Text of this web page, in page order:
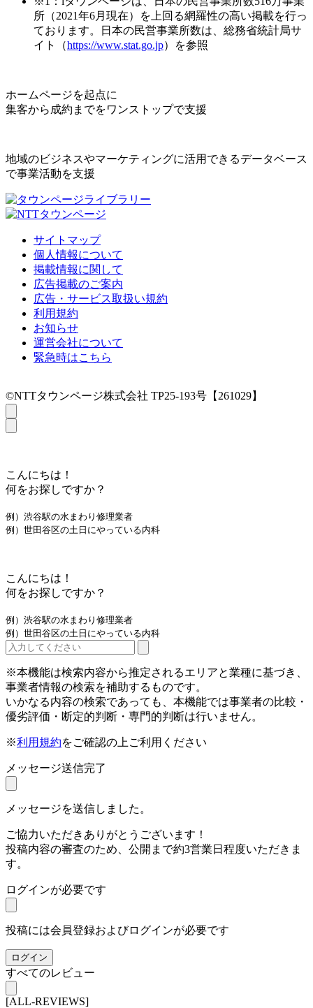
所（2021年6月現在）を上回る網羅性の高い掲載を行っ
ております。日本の民営事業所数は、総務省統計局サ
イト（https://www.stat.go.jp）を参照
ホームページを起点に
集客から成約までをワンストップで支援
地域のビジネスやマーケティングに活用できるデータベース
で事業活動を支援
サイトマップ
個人情報について
掲載情報に関して
広告掲載のご案内
広告・サービス取扱い規約
利用規約
お知らせ
運営会社について
緊急時はこちら
©NTTタウンページ株式会社 TP25-193号【261029】
こんにちは！
何をお探しですか？
例）渋谷駅の水まわり修理業者
例）世田谷区の土日にやっている内科
こんにちは！
何をお探しですか？
例）渋谷駅の水まわり修理業者
例）世田谷区の土日にやっている内科
※本機能は検索内容から推定されるエリアと業種に基づき、
事業者情報の検索を補助するものです。
いかなる内容の検索であっても、本機能では事業者の比較・
優劣評価・断定的判断・専門的判断は行いません。
※利用規約をご確認の上ご利用ください
メッセージ送信完了
メッセージを送信しました。
ご協力いただきありがとうございます！
投稿内容の審査のため、公開まで約3営業日程度いただきま
す。
ログインが必要です
投稿には会員登録およびログインが必要です
ログイン
すべてのレビュー
[ALL-REVIEWS]